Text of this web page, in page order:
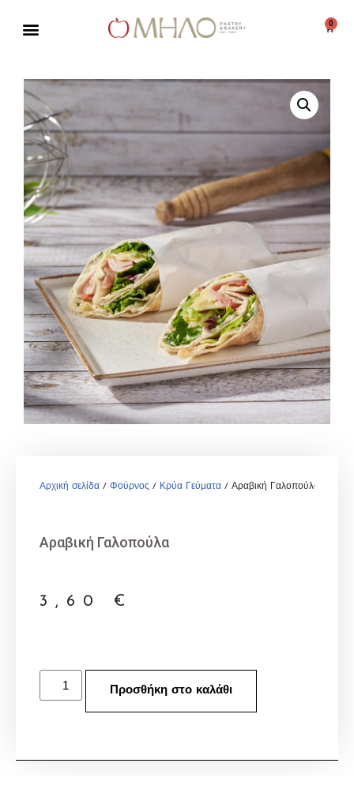
περιεχόμενο
0
Αρχική σελίδα / Φούρνος / Κρύα Γεύματα / Αραβική Γαλοπούλα
Αραβική Γαλοπούλα
3,60 €
Προσθήκη στο καλάθι